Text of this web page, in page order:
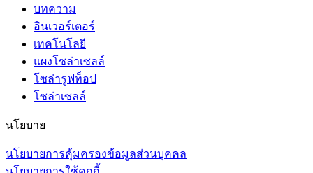
บทความ
อินเวอร์เตอร์
เทคโนโลยี
แผงโซล่าเซลล์
โซล่ารูฟท็อป
โซล่าเซลล์
นโยบาย
นโยบายการคุ้มครองข้อมูลส่วนบุคคล